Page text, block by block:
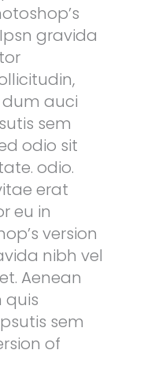
gravida
auci
sem
odio sit
odio.
erat
eu in
version
nibh vel
Aenean
quis
sem
of